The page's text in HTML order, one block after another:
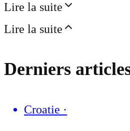
Lire la suite
Lire la suite
Derniers
Croatie ·